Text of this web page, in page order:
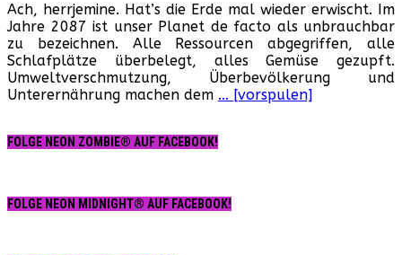
der
Gesetzlosen,
Die
(USA,
1988)
Ach, herrjemine. Hat’s die Erde mal wieder erwischt. Im
Jahre 2087 ist unser Planet de facto als unbrauchbar
zu bezeichnen. Alle Ressourcen abgegriffen, alle
Schlafplätze überbelegt, alles Gemüse gezupft.
Umweltverschmutzung, Überbevölkerung und
Unterernährung machen dem … [vorspulen]
FOLGE NEON ZOMBIE® AUF FACEBOOK!
FOLGE NEON MIDNIGHT® AUF FACEBOOK!